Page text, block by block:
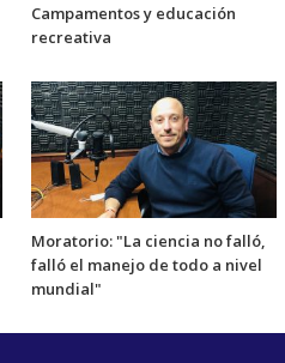
Campamentos y educación
recreativa
Moratorio: "La ciencia no falló,
falló el manejo de todo a nivel
mundial"